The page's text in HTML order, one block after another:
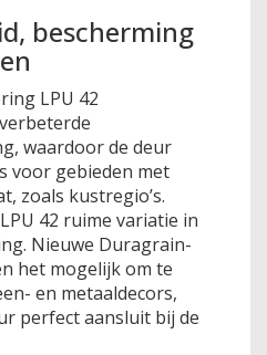
bescherming
LPU 42
waardoor de deur
voor gebieden met
zoals kustregio’s.
42 ruime variatie in
Nieuwe Duragrain-
het mogelijk om te
en metaaldecors,
perfect aansluit bij de